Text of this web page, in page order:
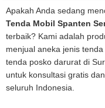
Apakah Anda sedang
Tenda Mobil Spanten
terbaik? Kami adalah
menjual aneka jenis
tenda posko darurat di
untuk konsultasi gratis
seluruh Indonesia.